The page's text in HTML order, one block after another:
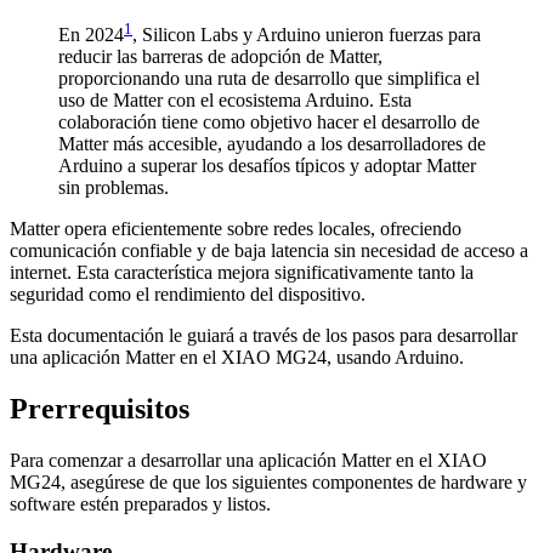
En 20241 , Silicon Labs y Arduino unieron fuerzas para
reducir las barreras de adopción de Matter,
proporcionando una ruta de desarrollo que simplifica el
uso de Matter con el ecosistema Arduino. Esta
colaboración tiene como objetivo hacer el desarrollo de
Matter más accesible, ayudando a los desarrolladores de
Arduino a superar los desafíos típicos y adoptar Matter
sin problemas.
Matter opera eficientemente sobre redes locales, ofreciendo
comunicación confiable y de baja latencia sin necesidad de acceso a
internet. Esta característica mejora significativamente tanto la
seguridad como el rendimiento del dispositivo.
Esta documentación le guiará a través de los pasos para desarrollar
una aplicación Matter en el XIAO MG24, usando Arduino.
Prerrequisitos
Para comenzar a desarrollar una aplicación Matter en el XIAO
MG24, asegúrese de que los siguientes componentes de hardware y
software estén preparados y listos.